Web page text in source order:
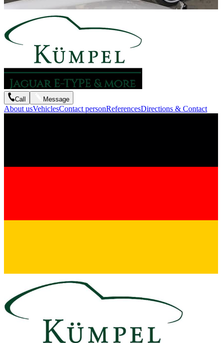
Call Message
About usVehiclesContact personReferencesDirections & Contact